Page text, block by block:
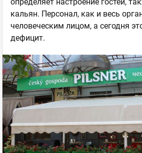
кальян. Персонал, как и весь
человеческим лицом, а сегодня
дефицит.